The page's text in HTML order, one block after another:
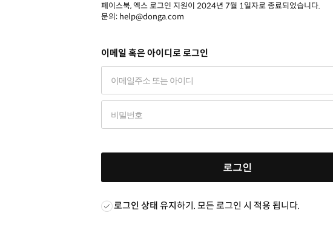
페이스북, 엑스 로그인 지원이 2024년 7월 1일자로 종료되었습니다.
문의: help@donga.com
이메일 혹은 아이디로 로그인
로그인
로그인 상태 유지하기. 모든 로그인 시 적용 됩니다.